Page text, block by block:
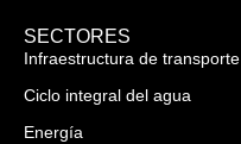
SECTORES
Infraestructura de transporte
Ciclo integral del agua
Energía